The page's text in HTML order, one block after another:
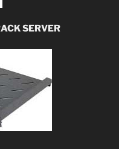
SERVER